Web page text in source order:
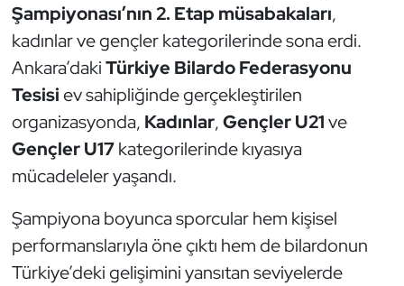
Şampiyonası’nın 2. Etap müsabakaları,
kadınlar ve gençler kategorilerinde sona erdi.
Ankara’dakiTürkiye Bilardo Federasyonu
Tesisiev sahipliğinde gerçekleştirilen
organizasyonda, Kadınlar,Gençler U21ve
Gençler U17kategorilerinde kıyasıya
mücadeleler yaşandı.
Şampiyona boyunca sporcular hem kişisel
performanslarıyla öne çıktı hem de bilardonun
Türkiye’deki gelişimini yansıtan seviyelerde
Futbol
Futsal
Genel
Golf
Güreş
Halter